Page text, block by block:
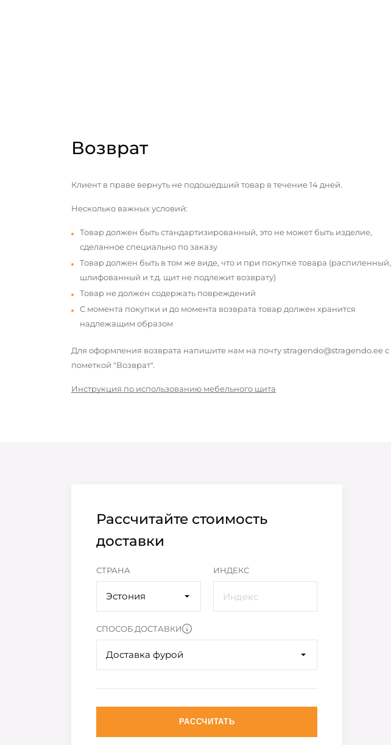
Возврат
Клиент в праве вернуть не подошедший товар в течение 14 дней.
Несколько важных условий:
Товар должен быть стандартизированный, это не может быть изделие,
сделанное специально по заказу
Товар должен быть в том же виде, что и при покупке товара (распиленный,
шлифованный и т.д. щит не подлежит возврату)
Товар не должен содержать повреждений
С момента покупки и до момента возврата товар должен хранится
надлежащим образом
Для оформления возврата напишите нам на почту stragendo@stragendo.ee с
пометкой "Возврат".
Инструкция по использованию мебельного щита
Рассчитайте стоимость
доставки
СТРАНА
Эстония
ИНДЕКС
СПОСОБ ДОСТАВКИ
Доставка фурой
РАССЧИТАТЬ